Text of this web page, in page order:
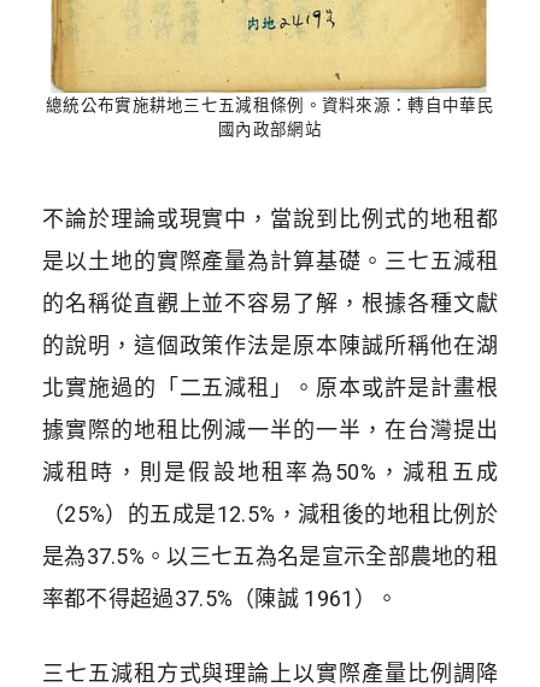
總統公布實施耕地三七五減租條例。資料來源：轉自中華民
國內政部網站
不論於理論或現實中，當說到比例式的地租都
是以土地的實際產量為計算基礎。三七五減租
的名稱從直觀上並不容易了解，根據各種文獻
的說明，這個政策作法是原本陳誠所稱他在湖
北實施過的「二五減租」。原本或許是計畫根
據實際的地租比例減一半的一半，在台灣提出
減租時，則是假設地租率為50%，減租五成
（25%）的五成是12.5%，減租後的地租比例於
是為37.5%。以三七五為名是宣示全部農地的租
率都不得超過37.5%（陳誠 1961）。
三七五減租方式與理論上以實際產量比例調降